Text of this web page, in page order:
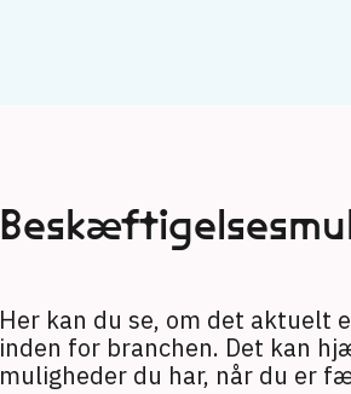
Her kan du se, om det
inden for branchen. Det kan
muligheder du har, når du er